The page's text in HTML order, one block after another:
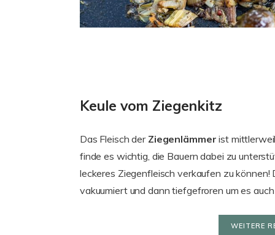
Keule vom Ziegenkitz
Das Fleisch der Ziegenlämmer ist
finde es wichtig, die Bauern dabei zu
leckeres Ziegenfleisch verkaufen zu
vakuumiert und dann tiefgefroren um es
WEITERE